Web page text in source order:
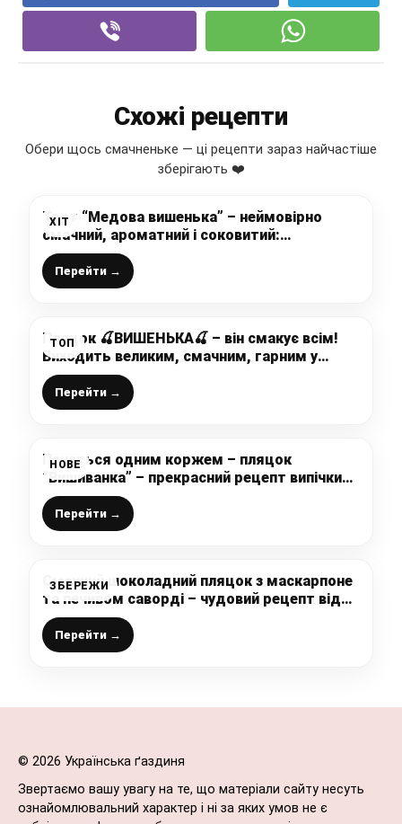
Схожі рецепти
Обери щось смачненьке — ці рецепти зараз найчастіше
зберігають ❤️
ХІТ
Торт “Медова вишенька” – неймовірно
смачний, ароматний і соковитий:
перевірений рецепт від української
господині
Перейти →
ТОП
Пляцок 🍒ВИШЕНЬКА🍒 – він смакує всім!
Виходить великим, смачним, гарним у
розрізі і готується без клопоту
Перейти →
НОВЕ
Печеться одним коржем – пляцок
“Вишиванка” – прекрасний рецепт випічки
від української господині
Перейти →
ЗБЕРЕЖИ
Смачний шоколадний пляцок з маскарпоне
та печивом саворді – чудовий рецепт від
української господині
Перейти →
© 2026 Українська ґаздиня
Звертаємо вашу увагу на те, що матеріали сайту несуть
ознайомлювальний характер і ні за яких умов не є